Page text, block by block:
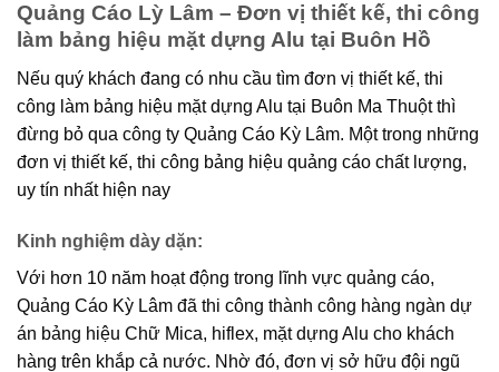
Quảng Cáo Lỳ Lâm – Đơn vị thiết kế, thi công
làm bảng hiệu mặt dựng Alu tại Buôn Hồ
Nếu quý khách đang có nhu cầu tìm đơn vị thiết kế, thi
công làm bảng hiệu mặt dựng Alu tại Buôn Ma Thuột thì
đừng bỏ qua công ty Quảng Cáo Kỳ Lâm. Một trong những
đơn vị thiết kế, thi công bảng hiệu quảng cáo chất lượng,
uy tín nhất hiện nay
Kinh nghiệm dày dặn:
Với hơn 10 năm hoạt động trong lĩnh vực quảng cáo,
Quảng Cáo Kỳ Lâm đã thi công thành công hàng ngàn dự
án bảng hiệu Chữ Mica, hiflex, mặt dựng Alu cho khách
hàng trên khắp cả nước. Nhờ đó, đơn vị sở hữu đội ngũ